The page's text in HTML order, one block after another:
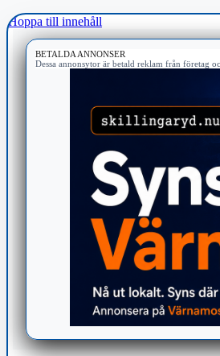
Hoppa till innehåll
BETALDA ANNONSER
Dessa annonsytor är betald reklam från företag